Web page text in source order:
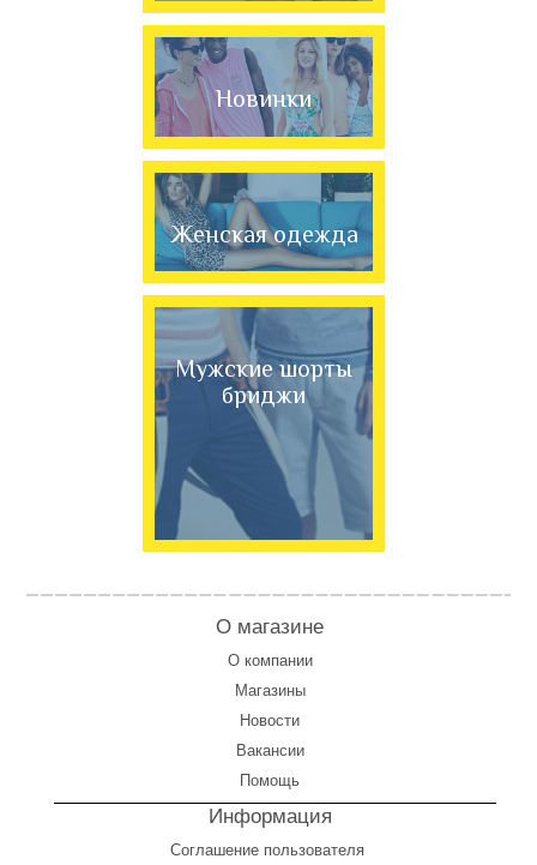
Новинки
Женская одежда
Мужские шорты
бриджи
О магазине
О компании
Магазины
Новости
Вакансии
Помощь
Информация
Соглашение пользователя